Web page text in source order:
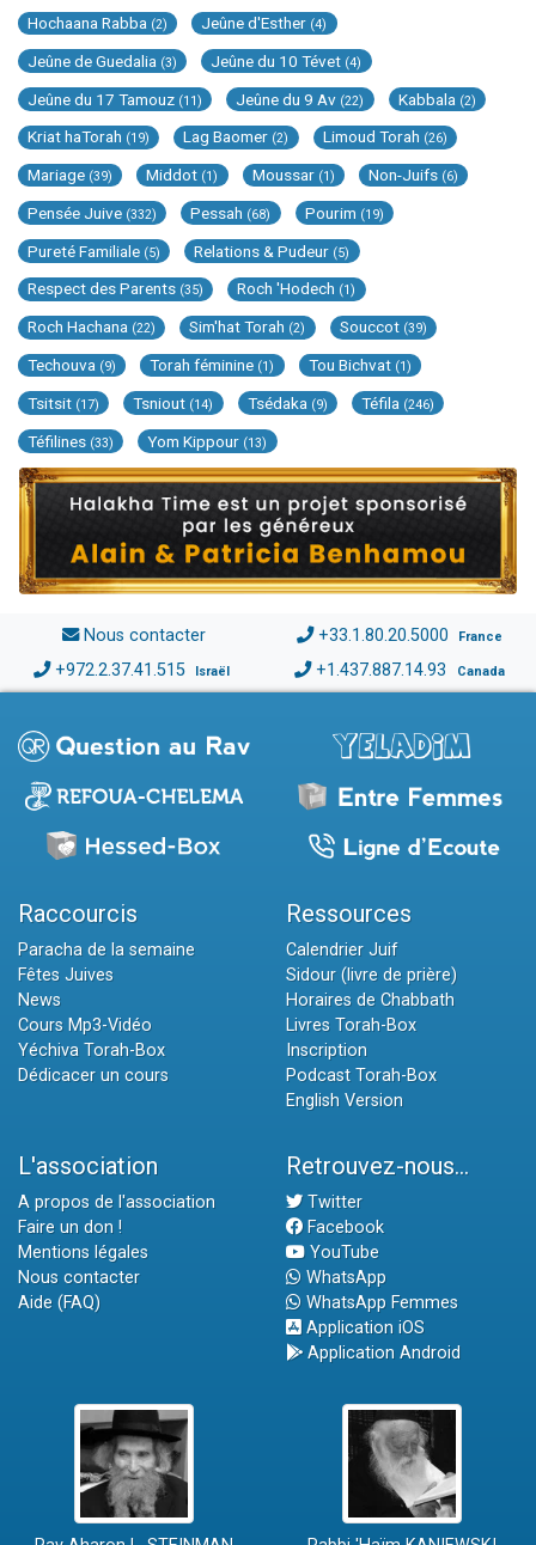
Hochaana Rabba (2) Jeûne d'Esther (4)
Jeûne de Guedalia (3) Jeûne du 10 Tévet (4)
Jeûne du 17 Tamouz (11) Jeûne du 9 Av (22) Kabbala (2)
Kriat haTorah (19) Lag Baomer (2) Limoud Torah (26)
Mariage (39) Middot (1) Moussar (1) Non-Juifs (6)
Pensée Juive (332) Pessah (68) Pourim (19)
Pureté Familiale (5) Relations & Pudeur (5)
Respect des Parents (35) Roch 'Hodech (1)
Roch Hachana (22) Sim'hat Torah (2) Souccot (39)
Techouva (9) Torah féminine (1) Tou Bichvat (1)
Tsitsit (17) Tsniout (14) Tsédaka (9) Téfila (246)
Téfilines (33) Yom Kippour (13)
Nous contacter +33.1.80.20.5000 France
+972.2.37.41.515 Israël +1.437.887.14.93 Canada
Raccourcis
Paracha de la semaine
Fêtes Juives
News
Cours Mp3-Vidéo
Yéchiva Torah-Box
Dédicacer un cours
Ressources
Calendrier Juif
Sidour (livre de prière)
Horaires de Chabbath
Livres Torah-Box
Inscription
Podcast Torah-Box
English Version
L'association
A propos de l'association
Faire un don !
Mentions légales
Nous contacter
Aide (FAQ)
Retrouvez-nous...
Twitter
Facebook
YouTube
WhatsApp
WhatsApp Femmes
Application iOS
Application Android